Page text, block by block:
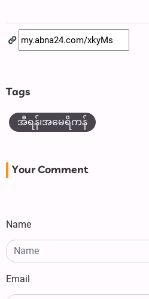
Tags
အီရန်၊အမေရိကန်
Your Comment
Name
Email